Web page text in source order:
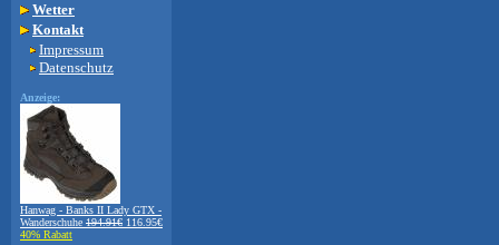
Wetter
Kontakt
Impressum
Datenschutz
Anzeige:
Hanwag - Banks II Lady GTX -
Wanderschuhe 194.91€ 116.95€
40% Rabatt